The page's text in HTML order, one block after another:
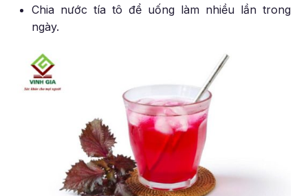
Chia nước tía tô để uống làm nhiều lần trong
ngày.